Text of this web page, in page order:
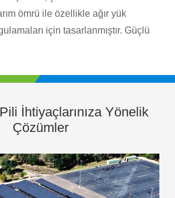
ömrü ile özellikle ağır yük
için tasarlanmıştır. Güçlü
İhtiyaçlarınıza Yönelik
Çözümler